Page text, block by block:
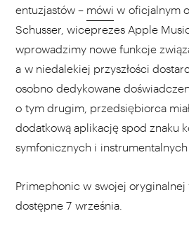
entuzjastów – mówi w oficjalnym
Schusser, wiceprezes Apple
wprowadzimy nowe funkcje
a w niedalekiej przyszłości
osobno dedykowane
o tym drugim, przedsiębiorca
dodatkową aplikację spod znaku
symfonicznych i instrumentalnych
Primephonic w swojej
dostępne 7 września.